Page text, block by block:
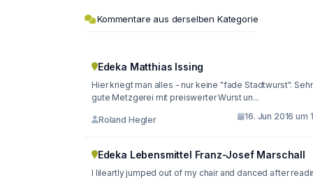
Kommentare aus derselben Kategorie
Edeka Matthias Issing
Hier kriegt man alles - nur keine "fade Stadtwurst". Sehr
gute Metzgerei mit preiswerter Wurst un...
Roland Hegler 16. Jun 2016 um
Edeka Lebensmittel Franz-Josef Marschall
I lileartly jumped out of my chair and danced after